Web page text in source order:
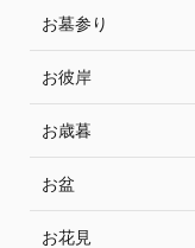
お墓参り
お彼岸
お歳暮
お盆
お花見